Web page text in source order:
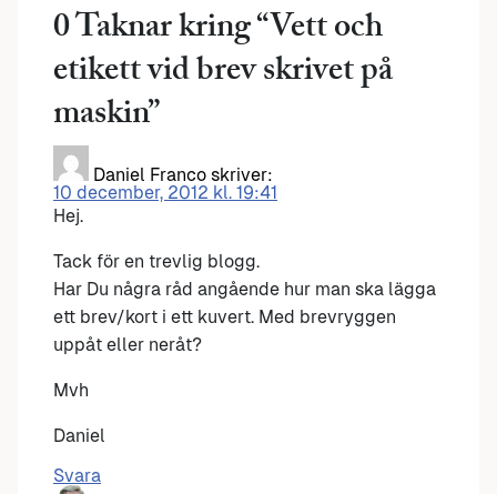
0 Taknar kring “Vett och
etikett vid brev skrivet på
maskin”
Daniel Franco skriver:
10 december, 2012 kl. 19:41
Hej.
Tack för en trevlig blogg.
Har Du några råd angående hur man ska lägga
ett brev/kort i ett kuvert. Med brevryggen
uppåt eller neråt?
Mvh
Daniel
Svara